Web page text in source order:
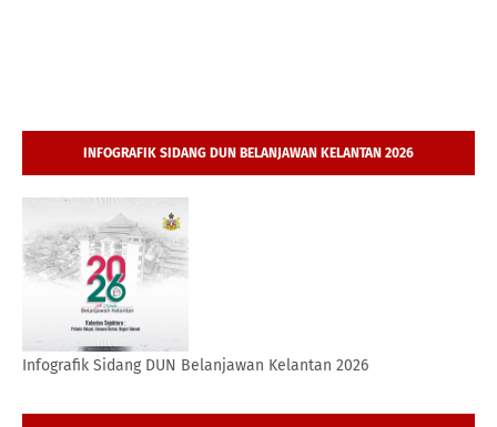
INFOGRAFIK SIDANG DUN BELANJAWAN KELANTAN 2026
Infografik Sidang DUN Belanjawan Kelantan 2026